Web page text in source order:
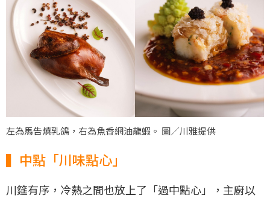
左為馬告燒乳鴿，右為魚香網油龍蝦。 圖／川雅提供
▍中點「川味點心」
川筵有序，冷熱之間也放上了「過中點心」，主廚以